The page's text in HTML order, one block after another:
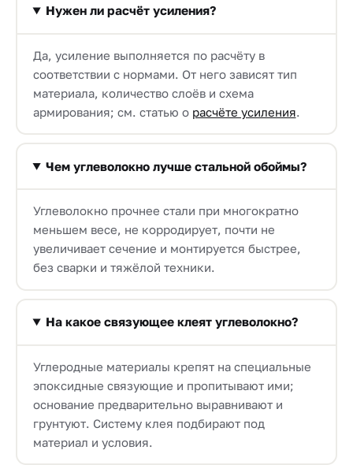
Нужен ли расчёт усиления?
Да, усиление выполняется по расчёту в
соответствии с нормами. От него зависят тип
материала, количество слоёв и схема
армирования; см. статью о расчёте усиления
Чем углеволокно лучше стальной обоймы?
Углеволокно прочнее стали при многократно
меньшем весе, не корродирует, почти не
увеличивает сечение и монтируется быстрее,
без сварки и тяжёлой техники.
На какое связующее клеят углеволокно?
Углеродные материалы крепят на специальные
эпоксидные связующие и пропитывают ими;
основание предварительно выравнивают и
грунтуют. Систему клея подбирают под
материал и условия.